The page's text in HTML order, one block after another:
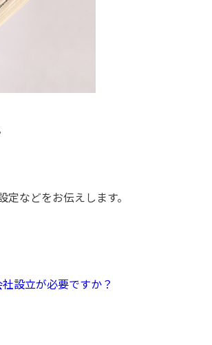
などをお伝えします。
設立が必要ですか？